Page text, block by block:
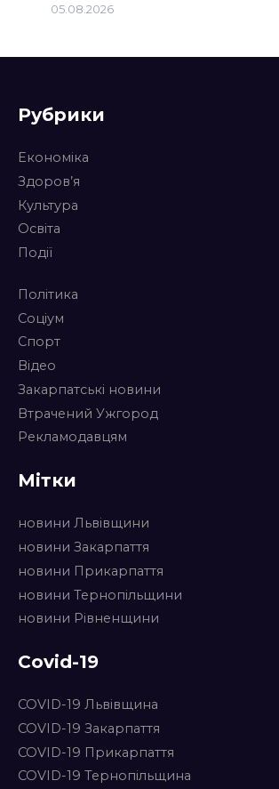
05.08.2026
Рубрики
Економіка
Здоров’я
Культура
Освіта
Події
Політика
Соціум
Спорт
Відео
Закарпатські новини
Втрачений Ужгород
Рекламодавцям
Мітки
новини Львівщини
новини Закарпаття
новини Прикарпаття
новини Тернопільщини
новини Рівненщини
Covid-19
COVID-19 Львівщина
COVID-19 Закарпаття
COVID-19 Прикарпаття
COVID-19 Тернопільщина